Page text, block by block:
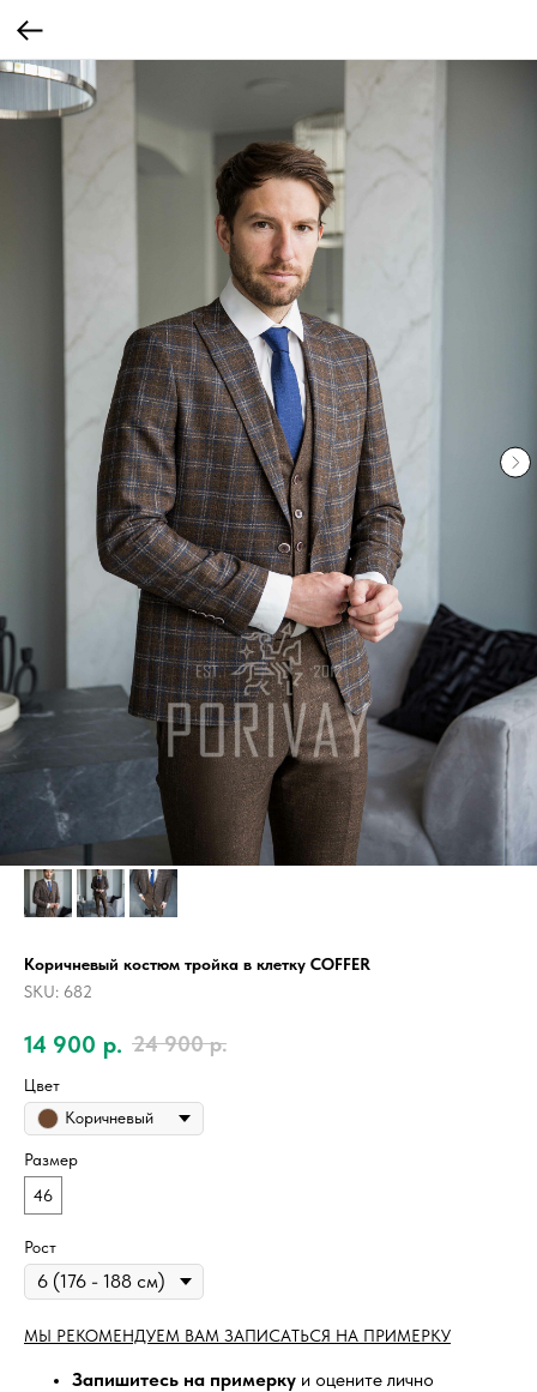
Коричневый костюм тройка в клетку COFFER
SKU: 682
14 900 р. 24 900 р.
Цвет
Коричневый
Размер
46
Рост
МЫ РЕКОМЕНДУЕМ ВАМ ЗАПИСАТЬСЯ НА ПРИМЕРКУ
Запишитесь на примерку и оцените лично